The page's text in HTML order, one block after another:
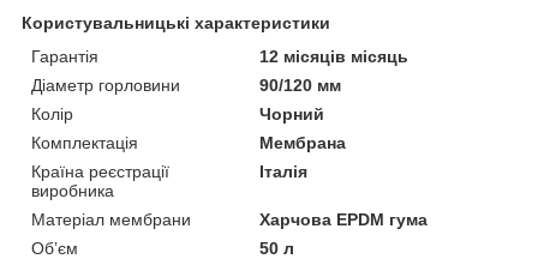
Користувальницькі характеристики
Гарантія
12 місяців місяць
Діаметр горловини
90/120 мм
Колір
Чорний
Комплектація
Мембрана
Країна реєстрації
виробника
Італія
Матеріал мембрани
Харчова EPDM гума
Обʼєм
50 л